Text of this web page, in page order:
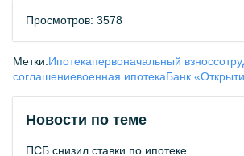
Просмотров: 3578
Метки:Ипотекапервоначальный взнос
соглашениевоенная ипотекаБанк
Новости по теме
ПСБ снизил ставки по ипотеке